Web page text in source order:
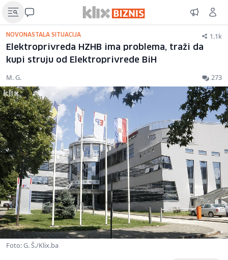
NOVONASTALA SITUACIJA 1.1k
Elektroprivreda HZHB ima problema, traži da
kupi struju od Elektroprivrede BiH
M. G. 273
Foto: G. Š./Klix.ba